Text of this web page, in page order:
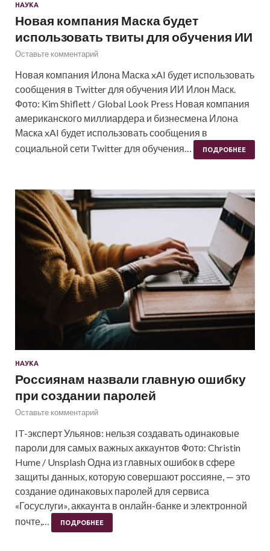
НАУКА
Новая компания Маска будет
использовать твиты для обучения ИИ
Оставьте комментарий
Новая компания Илона Маска xAI будет использовать
сообщения в Twitter для обучения ИИ Илон Маск.
Фото: Kim Shiflett / Global Look Press Новая компания
американского миллиардера и бизнесмена Илона
Маска xAI будет использовать сообщения в
социальной сети Twitter для обучения…
ПОДРОБНЕЕ
НАУКА
Россиянам назвали главную ошибку
при создании паролей
Оставьте комментарий
IT-эксперт Ульянов: нельзя создавать одинаковые
пароли для самых важных аккаунтов Фото: Christin
Hume / Unsplash Одна из главных ошибок в сфере
защиты данных, которую совершают россияне, — это
создание одинаковых паролей для сервиса
«Госуслуги», аккаунта в онлайн-банке и электронной
почте,…
ПОДРОБНЕЕ